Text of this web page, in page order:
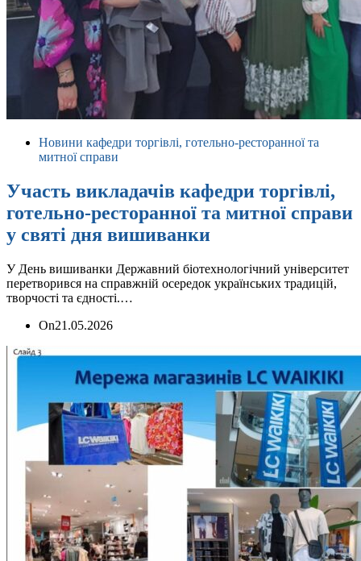
Новини кафедри торгівлі, готельно-ресторанної та
митної справи
Участь викладачів кафедри торгівлі,
готельно-ресторанної та митної справи
у святі дня вишиванки
У День вишиванки Державний біотехнологічний університет
перетворився на справжній осередок українських традицій,
творчості та єдності.…
On21.05.2026